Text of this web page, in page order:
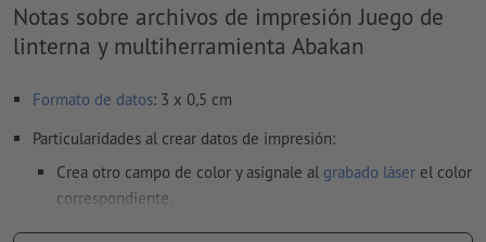
Notas sobre archivos de impresión Juego de
linterna y multiherramienta Abakan
Formato de datos: 3 x 0,5 cm
Particularidades al crear datos de impresión:
Crea otro campo de color y asígnale al grabado láser el color
correspondiente.
denominación del campo del color: «Laser»